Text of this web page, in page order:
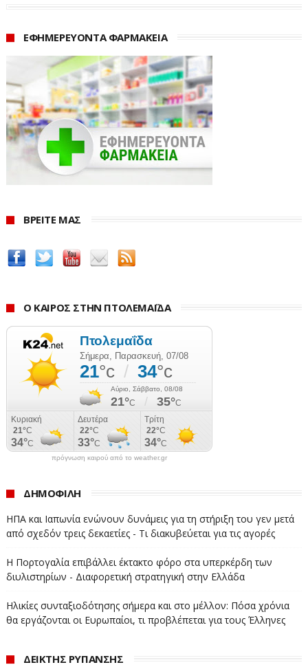
#ΠΛΗΘΩΡΙΣΜΟΣ #ΑΥΓΟΥΣΤΟΣ #ΕΝΟΙΚΙΑ #ΚΑΦΕΣ
ΕΦΗΜΕΡΕΥΟΝΤΑ ΦΑΡΜΑΚΕΙΑ
ΒΡΕΙΤΕ ΜΑΣ
Ο ΚΑΙΡΟΣ ΣΤΗΝ ΠΤΟΛΕΜΑΪΔΑ
πρόγνωση καιρού από το weather.gr
ΔΗΜΟΦΙΛΗ
ΗΠΑ και Ιαπωνία ενώνουν δυνάμεις για τη στήριξη του γεν μετά
από σχεδόν τρεις δεκαετίες - Τι διακυβεύεται για τις αγορές
Η Πορτογαλία επιβάλλει έκτακτο φόρο στα υπερκέρδη των
διυλιστηρίων - Διαφορετική στρατηγική στην Ελλάδα
Ηλικίες συνταξιοδότησης σήμερα και στο μέλλον: Πόσα χρόνια
θα εργάζονται οι Ευρωπαίοι, τι προβλέπεται για τους Έλληνες
ΔΕΙΚΤΗΣ ΡΥΠΑΝΣΗΣ